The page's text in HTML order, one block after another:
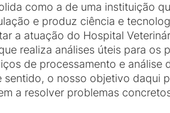
como a de uma instituição
e produz ciência e
a atuação do Hospital
realiza análises úteis para
de processamento e
sentido, o nosso objetivo
a resolver problemas